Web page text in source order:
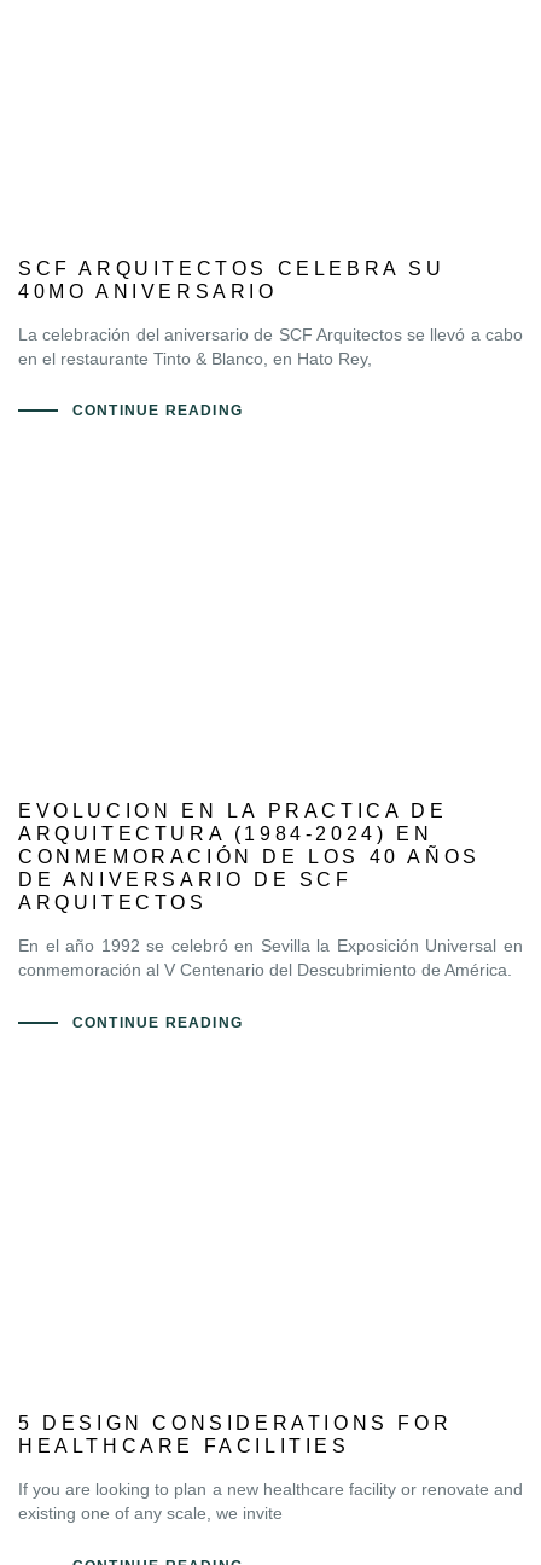
SCF ARQUITECTOS CELEBRA SU
40MO ANIVERSARIO
La celebración del aniversario de SCF Arquitectos se llevó a cabo
en el restaurante Tinto & Blanco, en Hato Rey,
CONTINUE READING
EVOLUCION EN LA PRACTICA DE
ARQUITECTURA (1984-2024) EN
CONMEMORACIÓN DE LOS 40 AÑOS
DE ANIVERSARIO DE SCF
ARQUITECTOS
En el año 1992 se celebró en Sevilla la Exposición Universal en
conmemoración al V Centenario del Descubrimiento de América.
CONTINUE READING
5 DESIGN CONSIDERATIONS FOR
HEALTHCARE FACILITIES
If you are looking to plan a new healthcare facility or renovate and
existing one of any scale, we invite